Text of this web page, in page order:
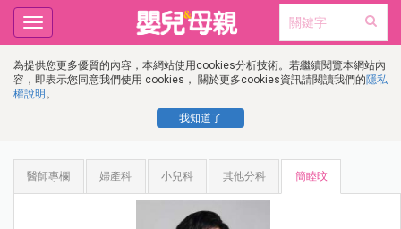
為提供您更多優質的內容，本網站使用cookies分析技術。若繼續閱覽本網站內
容，即表示您同意我們使用 cookies， 關於更多cookies資訊請閱讀我們的隱私
權說明 。
我知道了
Toggle
navigation
醫師專欄 婦產科 小兒科 其他分科 簡睦旼